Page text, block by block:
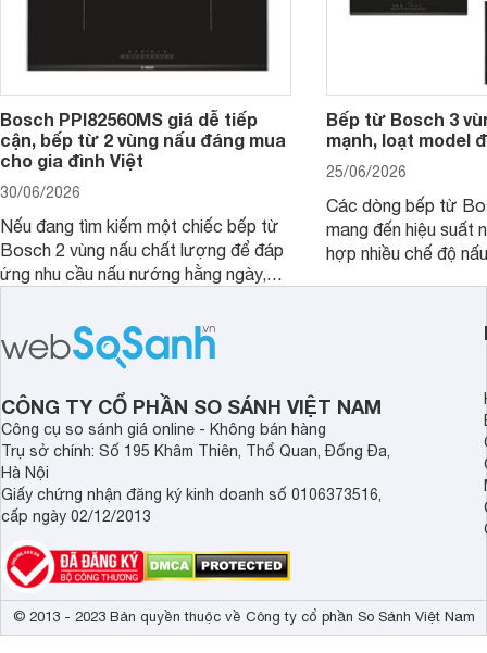
Bosch PPI82560MS giá dễ tiếp
cận, bếp từ 2 vùng nấu đáng mua
cho gia đình Việt
30/06/2026
Nếu đang tìm kiếm một chiếc bếp từ
Bosch 2 vùng nấu chất lượng để đáp
ứng nhu cầu nấu nướng hằng ngày,
chọn đáng cân nhắc.
Bếp từ Bosch 3
mạnh, loạt model
25/06/2026
Các dòng bếp từ
mang đến hiệu suất
hợp nhiều chế độ
vùng nấu đáng mua
CÔNG TY CỔ PHẦN SO SÁNH VIỆT NAM
Công cụ so sánh giá online - Không bán hàng
Trụ sở chính: Số 195 Khâm Thiên, Thổ Quan, Đống Đa,
Hà Nội
Giấy chứng nhận đăng ký kinh doanh số 0106373516,
cấp ngày 02/12/2013
© 2013 - 2023 Bản quyền thuộc về Công ty cổ phần So Sánh Việt Nam